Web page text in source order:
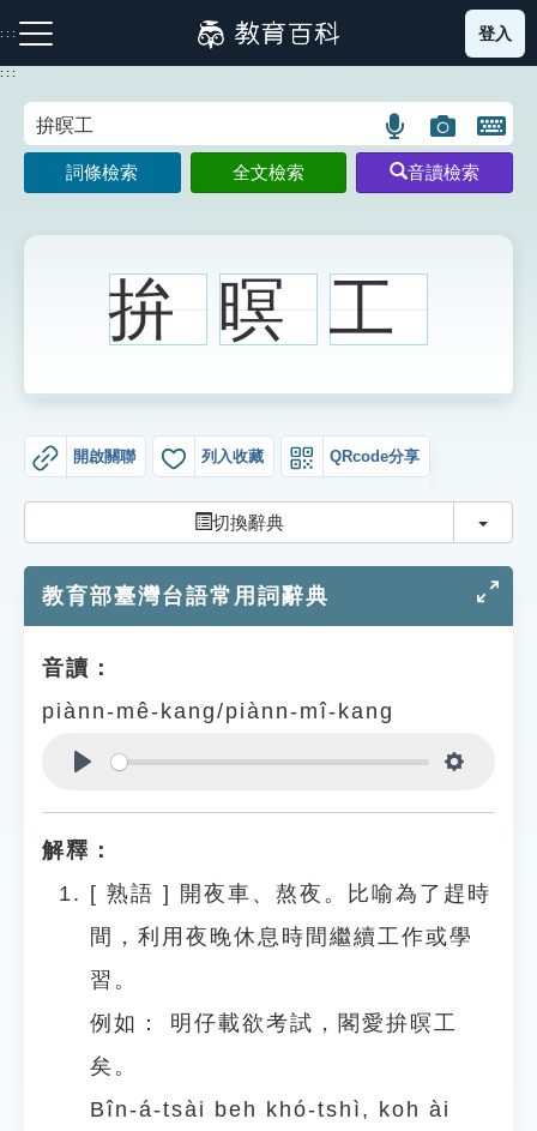
到
主
:::
注音索引圖示 筆畫索引圖示 部首索引表圖示
生字詞彙表
知識索引
遊戲專區
貓頭鷹博士
登入
:::
語
言
搜
示
圖
片
搜
開
鍵
圖
詞條檢索 全文檢索 音讀檢索
拚 暝 工
開啟關聯 列入收藏 QRcode分享
切換辭典 切換
教育部臺灣台語常用詞辭典
音讀：
piànn-mê-kang/piànn-mî-kang
解釋：
[ 熟語 ] 開夜車、熬夜。比喻為了趕時
間，利用夜晚休息時間繼續工作或學
習。
例如：
明仔載欲考試，閣愛拚暝工
矣。
Bîn-á-tsài beh khó-tshì, koh ài